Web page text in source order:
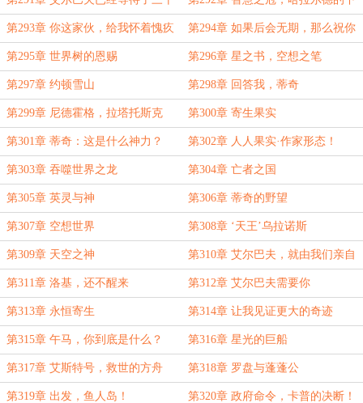
年 落！
第293章 你这家伙，给我怀着愧疚
活下去吧
第294章 如果后会无期，那么祝你
死得其所
第295章 世界树的恩赐 第296章 星之书，空想之笔
第297章 约顿雪山 第298章 回答我，蒂奇
第299章 尼德霍格，拉塔托斯克 第300章 寄生果实
第301章 蒂奇：这是什么神力？ 第302章 人人果实·作家形态！
第303章 吞噬世界之龙 第304章 亡者之国
第305章 英灵与神 第306章 蒂奇的野望
第307章 空想世界 第308章 ‘天王’乌拉诺斯
第309章 天空之神 第310章 艾尔巴夫，就由我们亲自
来摧毁
第311章 洛基，还不醒来 第312章 艾尔巴夫需要你
第313章 永恒寄生 第314章 让我见证更大的奇迹
第315章 午马，你到底是什么？ 第316章 星光的巨船
第317章 艾斯特号，救世的方舟 第318章 罗盘与蓬蓬公
第319章 出发，鱼人岛！ 第320章 政府命令，卡普的决断！